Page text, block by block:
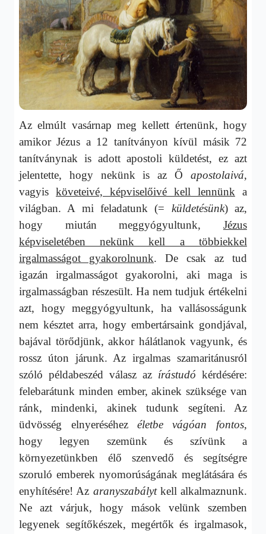
Az elmúlt vasárnap meg kellett értenünk, hogy
amikor Jézus a 12 tanítványon kívül másik 72
tanítványnak is adott apostoli küldetést, ez azt
jelentette, hogy nekünk is az Ő apostolaivá,
vagyisköveteivé, képviselőivé kell lennünka
világban. A mi feladatunk (= küldetésünk) az,
hogy miután meggyógyultunk, Jézus
képviseletében nekünk kell a többiekkel
irgalmasságot gyakorolnunk. De csak az tud
igazán irgalmasságot gyakorolni, aki maga is
irgalmasságban részesült. Ha nem tudjuk értékelni
azt, hogy meggyógyultunk, ha vallásosságunk
nem késztet arra, hogy embertársaink gondjával,
bajával törődjünk, akkor hálátlanok vagyunk, és
rossz úton járunk. Az irgalmas szamaritánusról
szóló példabeszéd válasz az írástudó kérdésére:
felebarátunk minden ember, akinek szüksége van
ránk, mindenki, akinek tudunk segíteni. Az
üdvösség elnyeréséhez életbe vágóan fontos,
hogy legyen szemünk és szívünk a
környezetünkben élő szenvedő és segítségre
szoruló emberek nyomorúságának meglátására és
enyhítésére! Az aranyszabálytkell alkalmaznunk.
Ne azt várjuk, hogy mások velünk szemben
legyenek segítőkészek, megértők és irgalmasok,